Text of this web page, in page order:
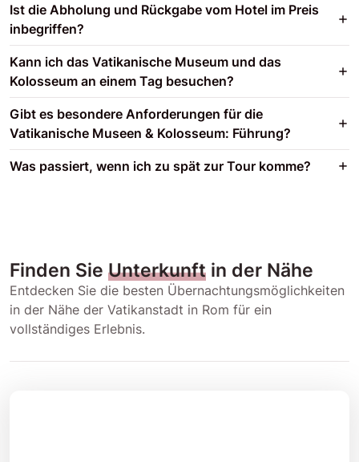
Ist die Abholung und Rückgabe vom Hotel im Preis
inbegriffen?
Kann ich das Vatikanische Museum und das
Kolosseum an einem Tag besuchen?
Gibt es besondere Anforderungen für die
Vatikanische Museen & Kolosseum: Führung?
Was passiert, wenn ich zu spät zur Tour komme?
Finden Sie Unterkunft in der Nähe
Entdecken Sie die besten Übernachtungsmöglichkeiten
in der Nähe der Vatikanstadt in Rom für ein
vollständiges Erlebnis.